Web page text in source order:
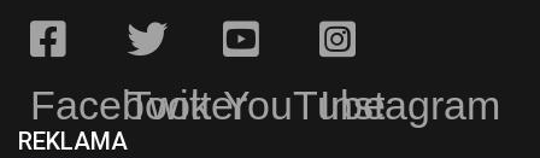
Facebook
TwitterYouTubeInstagram
REKLAMA